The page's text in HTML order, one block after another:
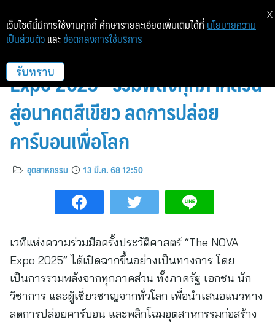
เปิดฉากยิ่งใหญ่! “The NOVA
Expo 2025” รวมพลังทุกภาคส่วน
สู่อนาคตสีเขียว ลดการปล่อย
คาร์บอนเพื่อโลก
อุตสาหกรรม 13 มี.ค. 68 12:50
เวทีแห่งความร่วมมือครั้งประวัติศาสตร์ “The NOVA
Expo 2025” ได้เปิดฉากขึ้นอย่างเป็นทางการ โดย
เป็นการรวมพลังจากทุกภาคส่วน ทั้งภาครัฐ เอกชน นัก
วิชาการ และผู้เชี่ยวชาญจากทั่วโลก เพื่อนำเสนอแนวทาง
ลดการปล่อยคาร์บอน และพลิกโฉมอุตสาหกรรมก่อสร้าง
เว็บไซต์นี้มีการใช้งานคุกกี้ ศึกษารายละเอียดเพิ่มเติมได้ที่ นโยบายความ
เป็นส่วนตัว และ ข้อตกลงการใช้บริการ
รับทราบ
X